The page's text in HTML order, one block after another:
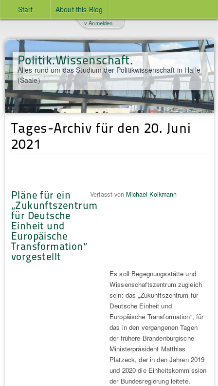
Start About this Blog
Politik.Wissenschaft.
Alles rund um das Studium der Politikwissenschaft in Halle
(Saale)
v Anmelden
Tages-Archiv für den 20. Juni
2021
Pläne für ein
„Zukunftszentrum
für Deutsche
Einheit und
Europäische
Transformation“
vorgestellt
Verfasst von Michael Kolkmann
Es soll Begegnungsstätte und
Wissenschaftszentrum zugleich
sein: das „Zukunftszentrum für
Deutsche Einheit und
Europäische Transformation“, für
das in den vergangenen Tagen
der frühere Brandenburgische
Ministerpräsident Matthias
Platzeck, der in den Jahren 2019
und 2020 die Einheitskommission
der Bundesregierung leitete,